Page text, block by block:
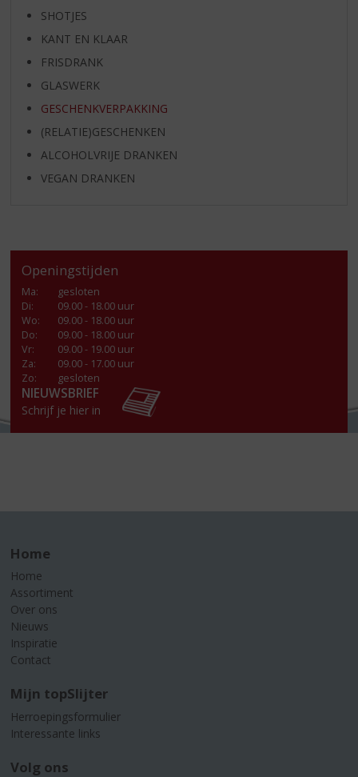
SHOTJES
KANT EN KLAAR
FRISDRANK
GLASWERK
GESCHENKVERPAKKING
(RELATIE)GESCHENKEN
ALCOHOLVRIJE DRANKEN
VEGAN DRANKEN
Openingstijden
Ma:
gesloten
Di:
09.00 - 18.00 uur
Wo:
09.00 - 18.00 uur
Do:
09.00 - 18.00 uur
Vr:
09.00 - 19.00 uur
Za:
09.00 - 17.00 uur
Zo:
gesloten
NIEUWSBRIEF
Schrijf je hier in
Home
Home
Assortiment
Over ons
Nieuws
Inspiratie
Contact
Mijn topSlijter
Herroepingsformulier
Interessante links
Volg ons